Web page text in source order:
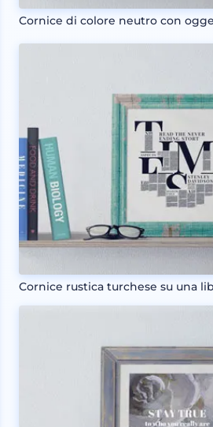
Cornice di colore neutro con
Cornice rustica turchese su una